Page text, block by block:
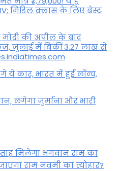
मिडिल क्लास के लिए बेस्ट
मोदी की अपील के बाद
जुलाई में बिकीं 3.27 लाख से
ये कार, भारत में हुई लॉन्च,
लगेगा जुर्माना और भारी
मिलेगा भगवान राम का
राम नवमी का त्योहार?